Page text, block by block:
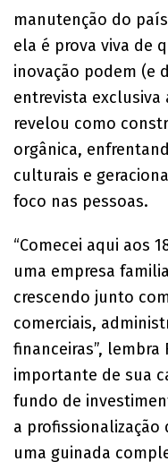
manutenção do
ela é prova viva de
inovação podem (e
entrevista exclusiva
revelou como
orgânica,
culturais e
foco nas pessoas.
“Comecei aqui aos
uma empresa
crescendo junto
comerciais,
financeiras”, lembra
importante de sua
fundo de
a profissionalização
uma guinada